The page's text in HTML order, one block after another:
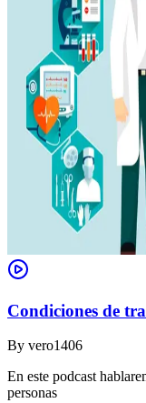
Condiciones de
By vero1406
En este podcast
personas